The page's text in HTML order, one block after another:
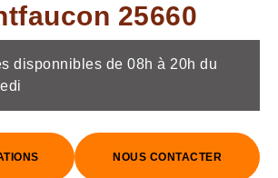
25660
disponnibles de 08h à 20h du
NOUS CONTACTER